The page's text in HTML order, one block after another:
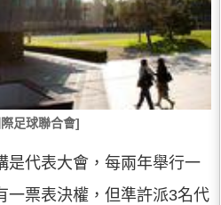
足球聯合會]
是代表大會，每兩年舉行一
一票表決權，但準許派3名代